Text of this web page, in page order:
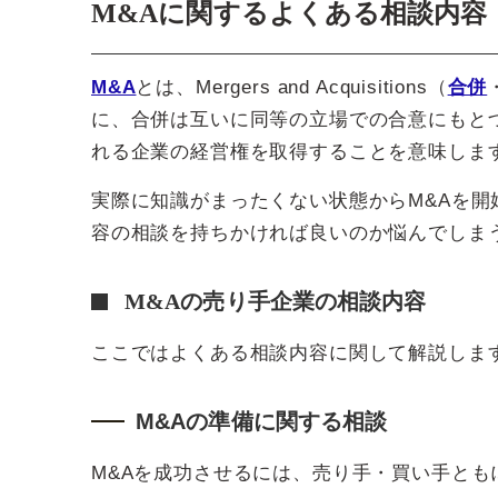
M&Aに関するよくある相談内容
M&Aとは、Mergers and Acquisitions（合併
に、合併は互いに同等の立場での合意にも
れる企業の経営権を取得することを意味しま
実際に知識がまったくない状態からM&Aを
容の相談を持ちかければ良いのか悩んでし
M&Aの売り手企業の相談内容
ここではよくある相談内容に関して解説しま
M&Aの準備に関する相談
M&Aを成功させるには、売り手・買い手と